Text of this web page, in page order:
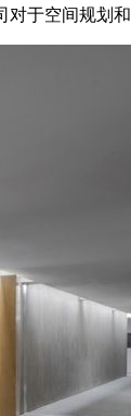
于空间规划和